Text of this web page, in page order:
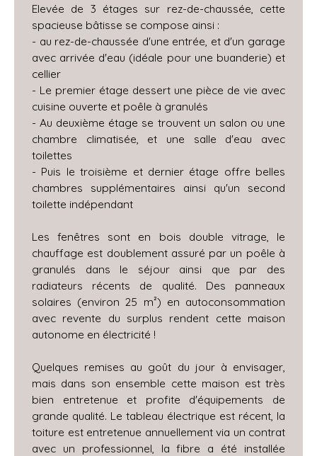
Elevée de 3 étages sur rez-de-chaussée, cette
spacieuse bâtisse se compose ainsi :
- au rez-de-chaussée d'une entrée, et d'un garage
avec arrivée d'eau (idéale pour une buanderie) et
cellier
- Le premier étage dessert une pièce de vie avec
cuisine ouverte et poêle à granulés
- Au deuxième étage se trouvent un salon ou une
chambre climatisée, et une salle d'eau avec
toilettes
- Puis le troisième et dernier étage offre belles
chambres supplémentaires ainsi qu'un second
toilette indépendant
Les fenêtres sont en bois double vitrage, le
chauffage est doublement assuré par un poêle à
granulés dans le séjour ainsi que par des
radiateurs récents de qualité. Des panneaux
solaires (environ 25 m²) en autoconsommation
avec revente du surplus rendent cette maison
autonome en électricité !
Quelques remises au goût du jour à envisager,
mais dans son ensemble cette maison est très
bien entretenue et profite d'équipements de
grande qualité. Le tableau électrique est récent, la
toiture est entretenue annuellement via un contrat
avec un professionnel, la fibre a été installée